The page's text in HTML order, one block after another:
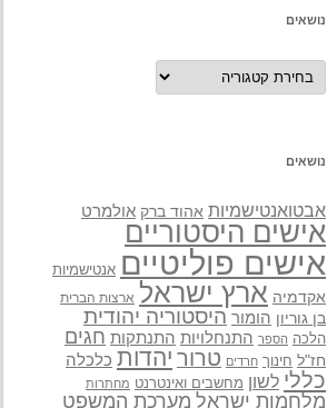
נושאים
נושאים
נושאים
אבטואנטישמיות אהוד ברק אולמרט
אישים היסטוריים
אישים פוליטיים אנטישמיות
אקדמיה ארץ ישראל ארצות הברית
בן גוריון הומור היסטוריה יהודית
הלכה הספר התנחלויות התנתקות חגים
חז"ל חינוך חרדים טרור יהדות כלכלה
כללי לשון מחשבים ואינטרנט מחתרות
מלחמות ישראל מערכת המשפט